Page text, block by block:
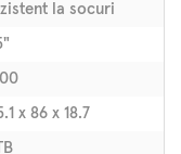
la socuri
x 86 x 18.7